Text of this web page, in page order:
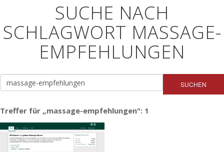
SUCHE NACH
SCHLAGWORT MASSAGE-
EMPFEHLUNGEN
SUCHEN
Treffer für „massage-empfehlungen": 1